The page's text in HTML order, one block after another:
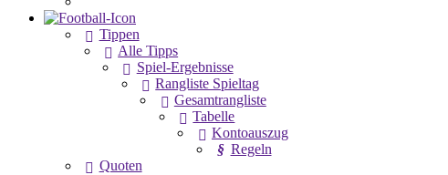
Tippen
Alle Tipps
Spiel-Ergebnisse
Rangliste Spieltag
Gesamtrangliste
Tabelle
Kontoauszug
Regeln
Quoten